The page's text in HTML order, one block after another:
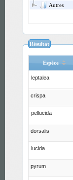
Autres
Résultat
Espèce
leptalea
crispa
pellucida
dorsalis
lucida
pyrum